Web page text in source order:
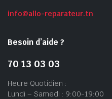
info@allo-reparateur.tn
Besoin d’aide ?
70 13 03 03
Heure Quotidien :
Lundi – Samedi : 9:00-19:00